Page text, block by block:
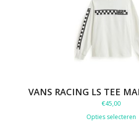
VANS RACING LS TEE
€45,00
Opties selecteren